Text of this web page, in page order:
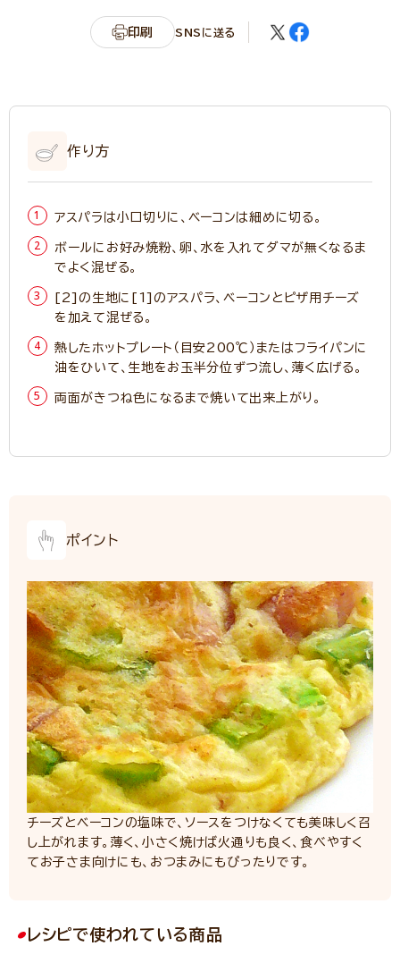
印刷 SNSに送る
作り方
アスパラは小口切りに、ベーコンは細めに切る。
ボールにお好み焼粉、卵、水を入れてダマが無くなるま
でよく混ぜる。
[2]の生地に[1]のアスパラ、ベーコンとピザ用チーズ
を加えて混ぜる。
熱したホットプレート（目安200℃）またはフライパンに
油をひいて、生地をお玉半分位ずつ流し、薄く広げる。
両面がきつね色になるまで焼いて出来上がり。
ポイント
チーズとベーコンの塩味で、ソースをつけなくても美味しく召
し上がれます。薄く、小さく焼けば火通りも良く、食べやすく
てお子さま向けにも、おつまみにもぴったりです。
レシピで使われている商品